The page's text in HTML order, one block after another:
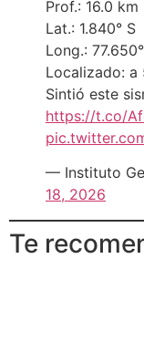
Prof.: 16.0 km
Lat.: 1.840° S
Long.:
Localizado: a
Sintió este
https://t.co/
— Instituto
18, 2026
Te